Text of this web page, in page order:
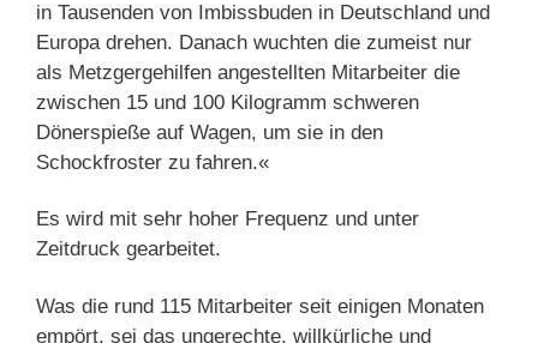
in Tausenden von Imbissbuden in Deutschland und
Europa drehen. Danach wuchten die zumeist nur
als Metzgergehilfen angestellten Mitarbeiter die
zwischen 15 und 100 Kilogramm schweren
Dönerspieße auf Wagen, um sie in den
Schockfroster zu fahren.«
Es wird mit sehr hoher Frequenz und unter
Zeitdruck gearbeitet.
Was die rund 115 Mitarbeiter seit einigen Monaten
empört, sei das ungerechte, willkürliche und